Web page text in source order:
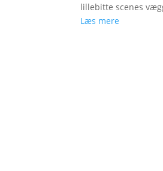
lillebitte scenes
Læs mere